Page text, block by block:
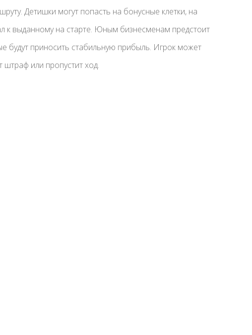
Детишки могут попасть на бонусные клетки, на
к выданному на старте. Юным бизнесменам предстоит
будут приносить стабильную прибыль. Игрок может
штраф или пропустит ход.